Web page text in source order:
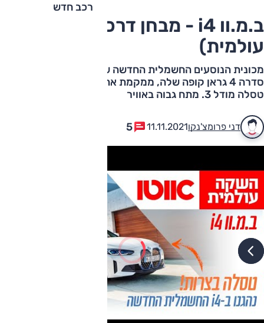
רכב חדש
ב.מ.וו i4 - מבחן דרכים (השקה
עולמית)
מכונית הנוסעים החשמלית החדשה של ב.מ.וו הולכת בעקבות
סדרה 4 גראן קופה שלה, ממקמת את הגריל שלה היישר מול
טסלה מודל 3. מתח גבוה באוויר
דני פרומצ'נקו11.11.2021
5